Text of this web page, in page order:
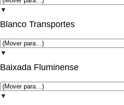
▼
Blanco Transportes
▼
Baixada Fluminense
▼